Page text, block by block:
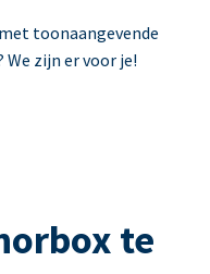
toonaangevende
We zijn er voor je!
te